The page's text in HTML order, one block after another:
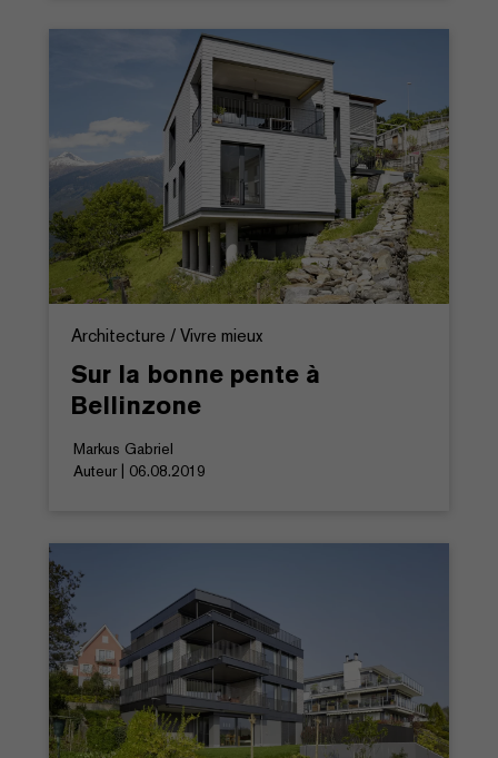
Architecture / Vivre mieux
Sur la bonne pente à
Bellinzone
Markus Gabriel
Auteur | 06.08.2019